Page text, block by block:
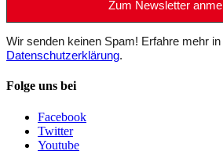
Wir senden keinen Spam! Erfahre mehr
Datenschutzerklärung.
Folge uns bei
Facebook
Twitter
Youtube